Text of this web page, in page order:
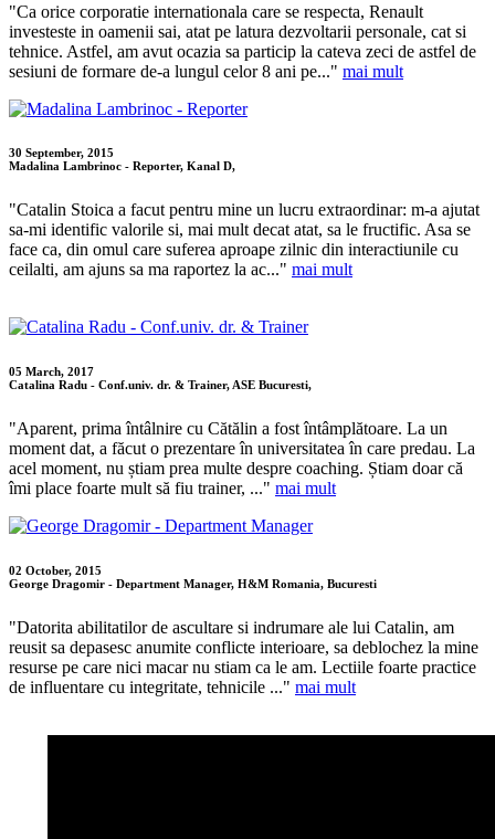
"Ca orice corporatie internationala care se respecta, Renault
investeste in oamenii sai, atat pe latura dezvoltarii personale, cat si
tehnice. Astfel, am avut ocazia sa particip la cateva zeci de astfel de
sesiuni de formare de-a lungul celor 8 ani pe..." mai mult
30 September, 2015
Madalina Lambrinoc - Reporter, Kanal D,
"Catalin Stoica a facut pentru mine un lucru extraordinar: m-a ajutat
sa-mi identific valorile si, mai mult decat atat, sa le fructific. Asa se
face ca, din omul care suferea aproape zilnic din interactiunile cu
ceilalti, am ajuns sa ma raportez la ac..." mai mult
05 March, 2017
Catalina Radu - Conf.univ. dr. & Trainer, ASE Bucuresti,
"Aparent, prima întâlnire cu Cătălin a fost întâmplătoare. La un
moment dat, a făcut o prezentare în universitatea în care predau. La
acel moment, nu știam prea multe despre coaching. Știam doar că
îmi place foarte mult să fiu trainer, ..." mai mult
02 October, 2015
George Dragomir - Department Manager, H&M Romania, Bucuresti
"Datorita abilitatilor de ascultare si indrumare ale lui Catalin, am
reusit sa depasesc anumite conflicte interioare, sa deblochez la mine
resurse pe care nici macar nu stiam ca le am. Lectiile foarte practice
de influentare cu integritate, tehnicile ..." mai mult